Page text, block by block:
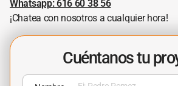
Whatsapp: 616 60 38 56
¡Chatea con nosotros a cualquier hora!
Cuéntanos tu